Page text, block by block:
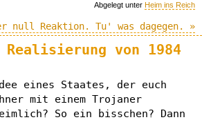
Abgelegt unter Heim ins Reich
null Reaktion. Tu' was dagegen. »
Realisierung von 1984
eines Staates, der euch
mit einem Trojaner
So ein bisschen? Dann